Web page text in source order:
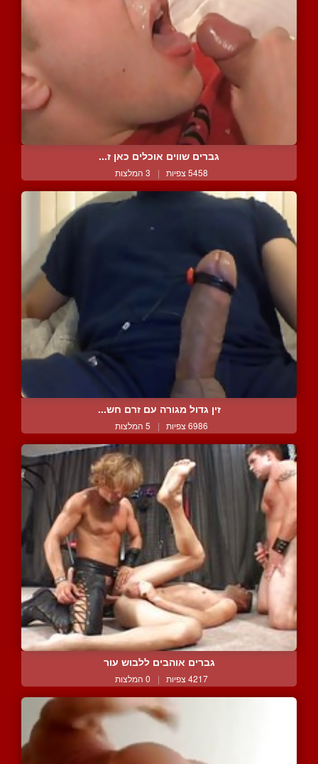
גברים שווים אוכלים כאן ז...
5458 צפיות | 3 המלצות
זין גדול מגורה עם זרם חש...
6986 צפיות | 5 המלצות
גברים אוהבים ללבוש עור
4217 צפיות | 0 המלצות